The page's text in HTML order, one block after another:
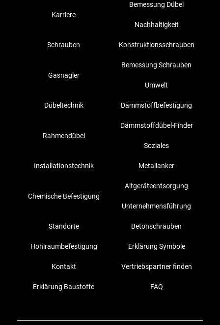
Karriere
Bemessung Dübel
Nachhaltigkeit
Schrauben Konstruktionsschrauben
Gasnagler
Bemessung Schrauben
Umwelt
Dübeltechnik Dämmstoffbefestigung
Rahmendübel
Dämmstoffdübel-Finder
Soziales
Installationstechnik Metallanker
Chemische Befestigung
Altgeräteentsorgung
Unternehmensführung
Standorte Betonschrauben
Hohlraumbefestigung Erklärung Symbole
Kontakt Vertriebspartner finden
Erklärung Baustoffe FAQ